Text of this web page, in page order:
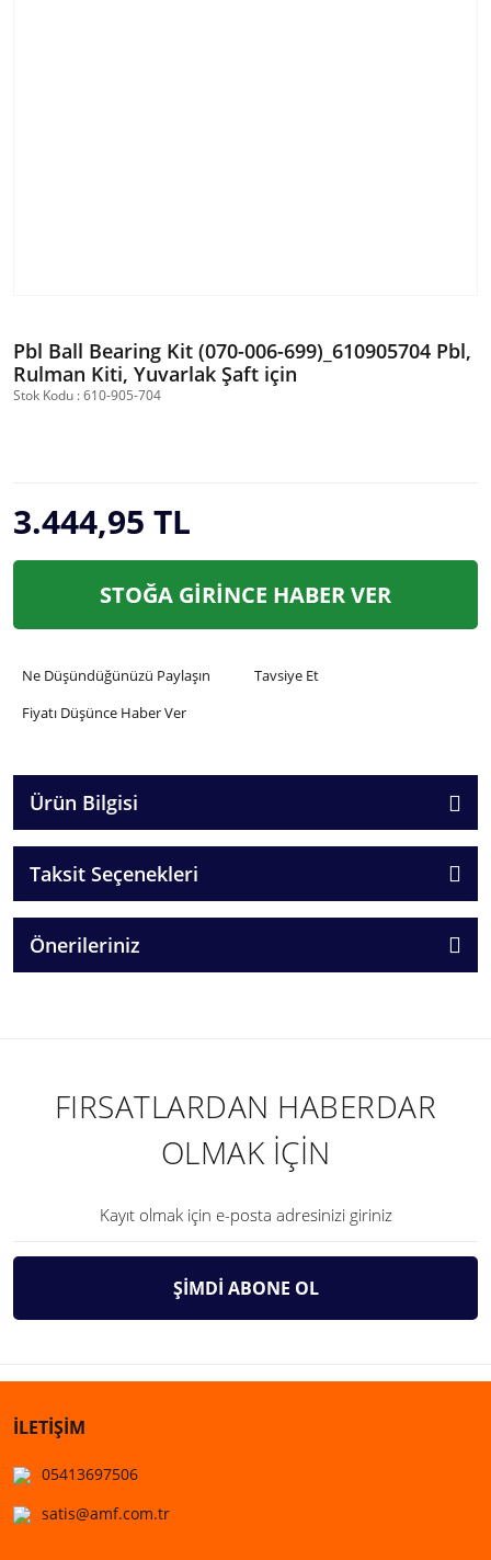
Pbl Ball Bearing Kit (070-006-699)_610905704 Pbl,
Rulman Kiti, Yuvarlak Şaft için
Stok Kodu : 610-905-704
3.444,95 TL
STOĞA GİRİNCE HABER VER
Ne Düşündüğünüzü Paylaşın
Tavsiye Et
Fiyatı Düşünce Haber Ver
Ürün Bilgisi
Taksit Seçenekleri
Önerileriniz
FIRSATLARDAN HABERDAR
OLMAK İÇİN
ŞİMDİ ABONE OL
İLETİŞİM
05413697506
satis@amf.com.tr